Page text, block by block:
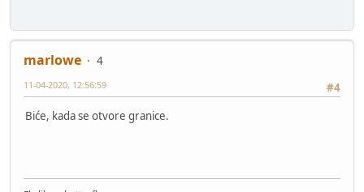
marlowe
4
#4
11-04-2020, 12:56:59
Biće, kada se otvore granice.